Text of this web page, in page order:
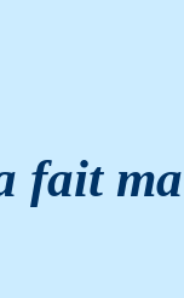
fait